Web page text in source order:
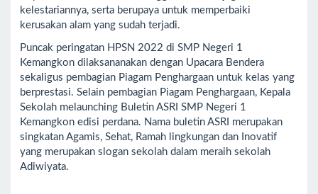
kelestariannya, serta berupaya untuk memperbaiki
kerusakan alam yang sudah terjadi.
Puncak peringatan HPSN 2022 di SMP Negeri 1
Kemangkon dilaksananakan dengan Upacara Bendera
sekaligus pembagian Piagam Penghargaan untuk kelas yang
berprestasi. Selain pembagian Piagam Penghargaan, Kepala
Sekolah melaunching Buletin ASRI SMP Negeri 1
Kemangkon edisi perdana. Nama buletin ASRI merupakan
singkatan Agamis, Sehat, Ramah lingkungan dan Inovatif
yang merupakan slogan sekolah dalam meraih sekolah
Adiwiyata.